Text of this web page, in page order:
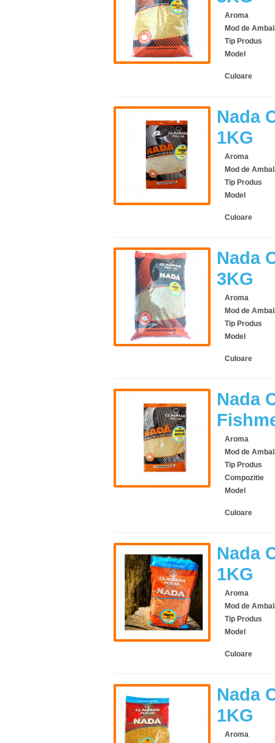
Aroma
Mod de
Tip Produs
Model
Culoare
Nada
1KG
Aroma
Mod de
Tip Produs
Model
Culoare
Nada
3KG
Aroma
Mod de
Tip Produs
Model
Culoare
Nada
Aroma
Mod de
Tip Produs
Compozitie
Model
Culoare
Nada
1KG
Aroma
Mod de
Tip Produs
Model
Culoare
Nada
1KG
Aroma